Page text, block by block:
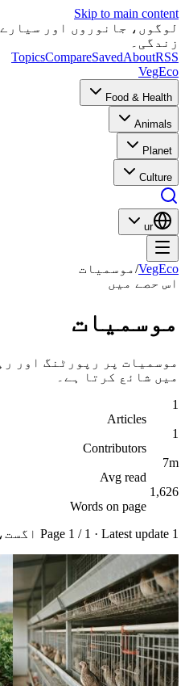
Skip to main content
لوگوں، جانوروں اور
زندگی۔
TopicsCompareSavedAboutRSS
VegEco
Food & Health
Animals
Planet
Culture
ur
VegEco
/موسمیات
اس حصے میں
موسمیات
میں شائع کرتا ہے۔
1
Articles
1
Contributors
7m
Avg read
1,626
Words on page
Page 1 / 1 · Latest update 1 اگست، 2026